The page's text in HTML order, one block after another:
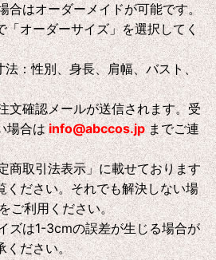
合はオーダーメイドが可能です。
「オーダーサイズ」を選択してく
法：性別、身長、肩幅、バスト、
文確認メールが送信されます。受
場合はinfo@abccos.jp までご連
商取引法表示」に載せております
ください。それでも解決しない場
ご利用ください。
ズは1-3cmの誤差が生じる場合が
ください。